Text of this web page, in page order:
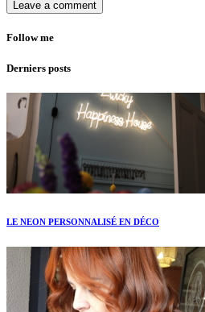
Follow me
Derniers posts
LE NEON PERSONNALISÉ EN DÉCO